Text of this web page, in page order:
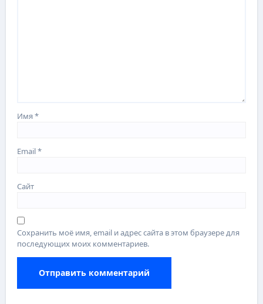
Имя*
Email*
Сайт
Сохранить моё имя, email и адрес сайта в этом браузере для
последующих моих комментариев.